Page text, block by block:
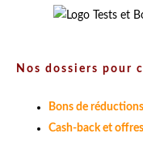
Nos dossiers pour
Bons de
Cash-back et